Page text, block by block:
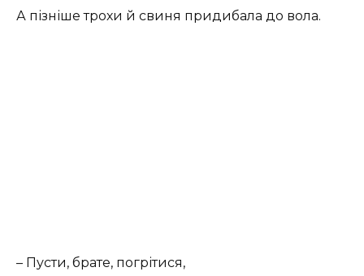
А пізніше трохи й свиня придибала до вола.
– Пусти, брате, погрітися,